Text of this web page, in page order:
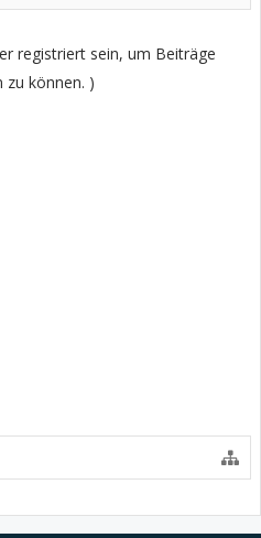
registriert sein, um Beiträge
zu können. )